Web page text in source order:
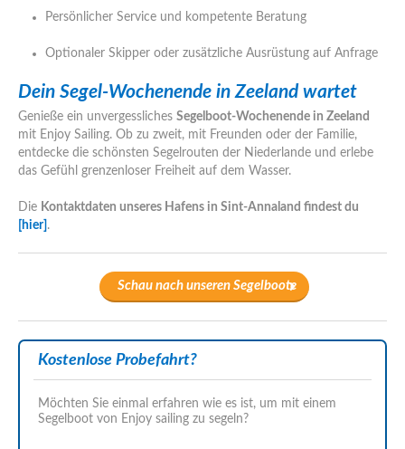
Persönlicher Service und kompetente Beratung
Optionaler Skipper oder zusätzliche Ausrüstung auf Anfrage
Dein Segel-Wochenende in Zeeland wartet
Genieße ein unvergessliches Segelboot-Wochenende in Zeeland
mit Enjoy Sailing. Ob zu zweit, mit Freunden oder der Familie,
entdecke die schönsten Segelrouten der Niederlande und erlebe
das Gefühl grenzenloser Freiheit auf dem Wasser.
Die Kontaktdaten unseres Hafens in Sint-Annaland findest du
[hier] .
Schau nach unseren Segelboote
Kostenlose Probefahrt?
Möchten Sie einmal erfahren wie es ist, um mit einem
Segelboot von Enjoy sailing zu segeln?